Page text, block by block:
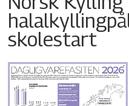
skolestart